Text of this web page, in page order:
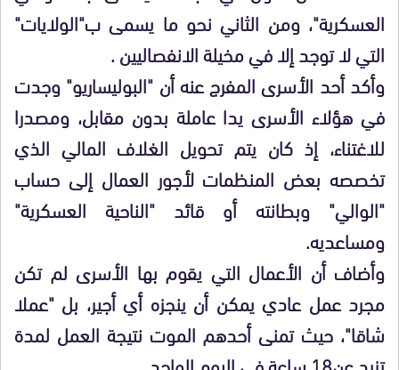
العسكرية"، ومن الثاني نحو ما يسمى ب"الولايات"
التي لا توجد إلا في مخيلة الانفصاليين .
وأكد أحد الأسرى المفرج عنه أن "البوليساريو" وجدت
في هؤلاء الأسرى يدا عاملة بدون مقابل، ومصدرا
للاغتناء، إذ كان يتم تحويل الغلاف المالي الذي
تخصصه بعض المنظمات لأجور العمال إلى حساب
"الوالي" وبطانته أو قائد "الناحية العسكرية"
ومساعديه.
وأضاف أن الأعمال التي يقوم بها الأسرى لم تكن
مجرد عمل عادي يمكن أن ينجزه أي أجير، بل "عملا
شاقا"، حيث تمنى أحدهم الموت نتيجة العمل لمدة